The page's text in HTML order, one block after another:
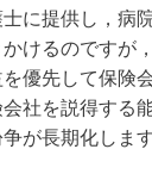
に提供し，病
けるのですが
優先して保険
社を説得する
が長期化します